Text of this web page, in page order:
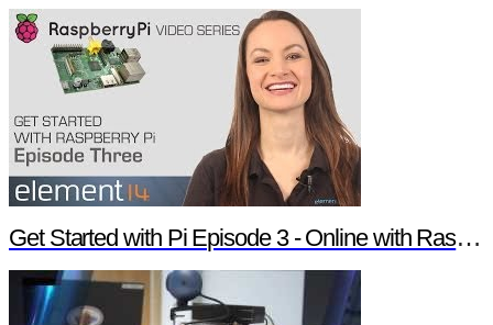
Get Started with Pi Episode 3 - Online with Raspberry Pi